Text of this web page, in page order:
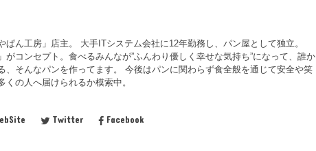
ぱん工房」店主。 大手ITシステム会社に12年勤務し、パン屋として独立。
がコンセプト。食べるみんなが”ふんわり優しく幸せな気持ち”になって、誰か
、そんなパンを作ってます。 今後はパンに関わらず食全般を通じて安全や笑
くの人へ届けられるか模索中。
Twitter Facebook